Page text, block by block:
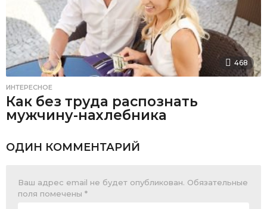
468
ИНТЕРЕСНОЕ
Как без труда распознать
мужчину-нахлебника
ОДИН КОММЕНТАРИЙ
Ваш адрес email не будет опубликован. Обязательные
поля помечены *